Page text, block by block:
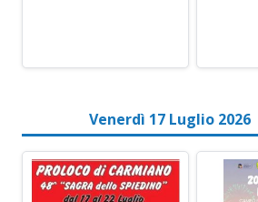
Venerdì 17 Luglio 2026